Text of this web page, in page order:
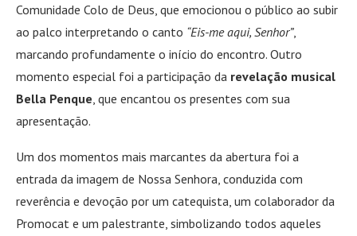
Comunidade Colo de Deus, que emocionou o público ao subir
ao palco interpretando o canto “Eis-me aqui, Senhor”,
marcando profundamente o início do encontro. Outro
momento especial foi a participação da revelação musical
Bella Penque , que encantou os presentes com sua
apresentação.
Um dos momentos mais marcantes da abertura foi a
entrada da imagem de Nossa Senhora, conduzida com
reverência e devoção por um catequista, um colaborador da
Promocat e um palestrante, simbolizando todos aqueles